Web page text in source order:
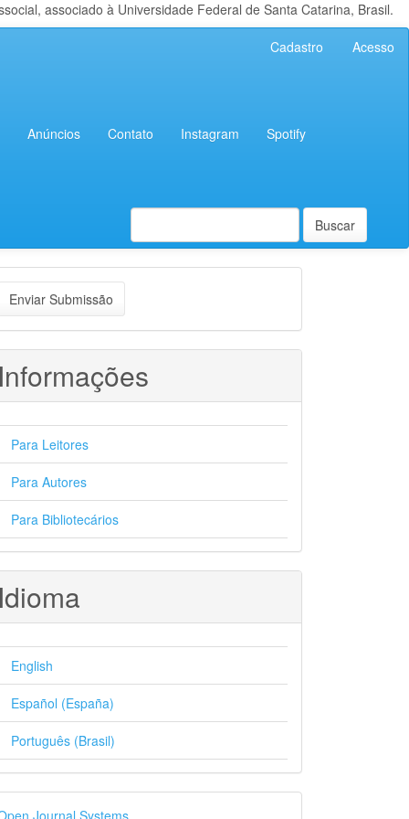
associado à Universidade Federal de Santa Catarina, Brasil.
Cadastro Acesso
Anúncios Contato Instagram Spotify
Buscar
Enviar Submissão
Para Leitores
Para Autores
Para Bibliotecários
English
Español (España)
Português (Brasil)
Journal Systems